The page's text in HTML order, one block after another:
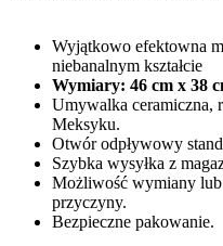
Wyjątkowo efektowna
niebanalnym kształcie
Wymiary: 46 cm x 38
Umywalka ceramiczna,
Meksyku.
Otwór odpływowy
Szybka wysyłka z
Możliwość wymiany
przyczyny.
Bezpieczne pakowanie.